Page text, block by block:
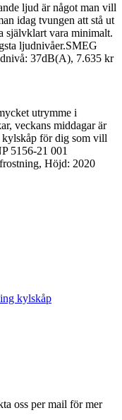
ljud är något man vill
idag tvungen att stå ut
självklart vara minimalt.
ljudnivåer.SMEG
37dB(A), 7.635 kr
utrymme i
veckans middagar är
kylskåp för dig som vill
5156-21 001
Höjd: 2020
kylskåp
oss per mail för mer